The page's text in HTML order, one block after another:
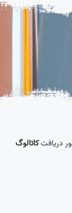
دریافتکاتالوگ